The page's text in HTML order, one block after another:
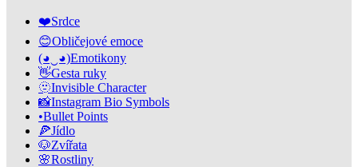
❤️Srdce
😊Obličejové emoce
(◕‿◕)Emotikony
👋Gesta ruky
🫥Invisible Character
📸Instagram Bio Symbols
•Bullet Points
🍕Jídlo
🐶Zvířata
🌸Rostliny